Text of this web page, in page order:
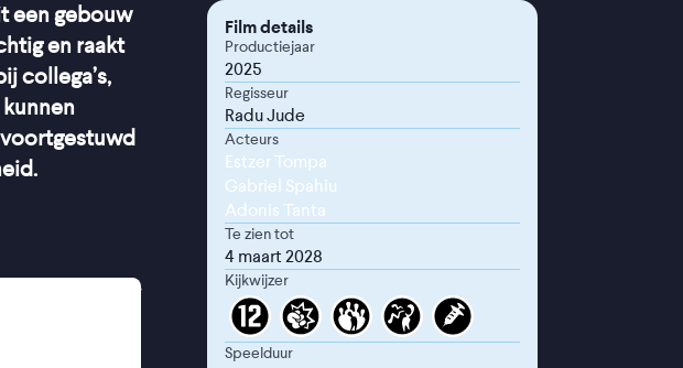
een gebouw
en raakt
collega’s,
Film details
Productiejaar
2025
Regisseur
Radu Jude
Acteurs
Estzer Tompa
Gabriel Spahiu
Adonis Tanta
Te zien tot
4 maart 2028
Kijkwijzer
Speelduur